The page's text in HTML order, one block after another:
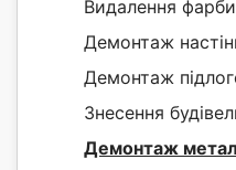
Видалення фарби
Демонтаж
Демонтаж
Знесення
Демонтаж